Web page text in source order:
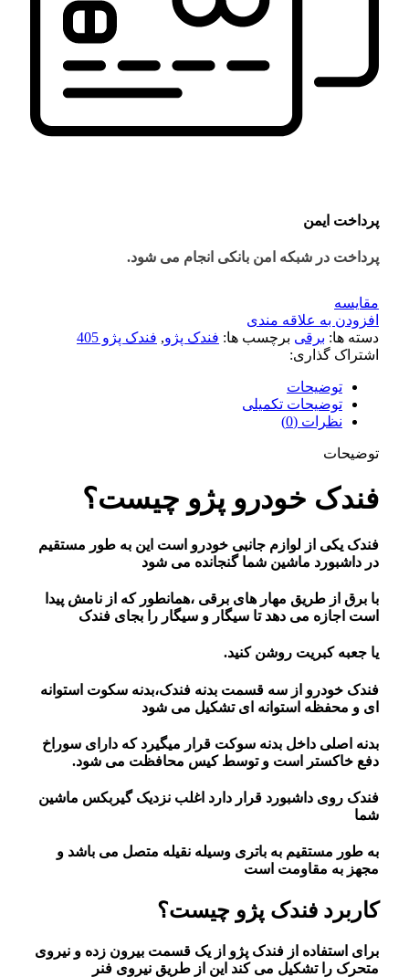
پرداخت ایمن
پرداخت در شبکه امن بانکی انجام می شود.
مقايسه
افزودن به علاقه مندی
دسته ها: برقی برچسب ها: فندک پژو, فندک پژو 405
اشتراک گذاری:
توضیحات
توضیحات تکمیلی
نظرات (0)
توضیحات
فندک خودرو پژو چیست؟
فندک یکی از لوازم جانبی خودرو است این به طور مستقیم
در داشبورد ماشین شما گنجانده می شود
با برق از طریق مهار های برقی ،همانطور که از نامش پیدا
است اجازه می دهد تا سیگار و سیگار را بجای فندک
یا جعبه کبریت روشن کنید.
فندک خودرو از سه قسمت بدنه فندک،بدنه سکوت استوانه
ای و محفظه استوانه ای تشکیل می شود
بدنه اصلی داخل بدنه سوکت قرار میگیرد که دارای سوراخ
دفع خاکستر است و توسط کیس محافظت می شود.
فندک روی داشبورد قرار دارد اغلب نزدیک گیربکس ماشین
شما
به طور مستقیم به باتری وسیله نقیله متصل می باشد و
مجهز به مقاومت است
کاربرد فندک پژو چیست؟
برای استفاده از فندک پژو از یک قسمت بیرون زده و نیروی
متحرک را تشکیل می کند این از طریق نیروی فنر